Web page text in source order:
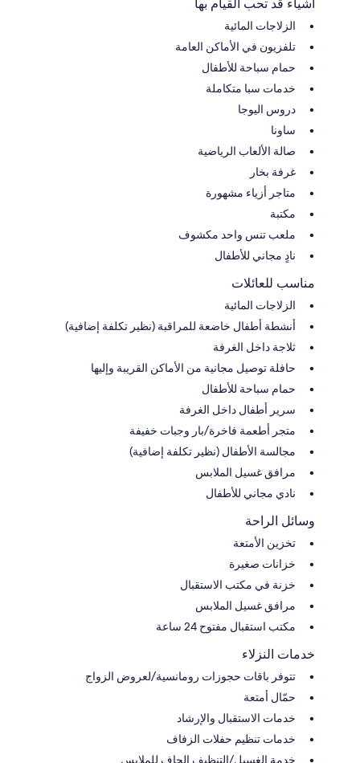
أشياء قد تحب القيام بها
الزلاجات المائية
تلفزيون في الأماكن العامة
حمام سباحة للأطفال
خدمات سبا متكاملة
دروس اليوجا
ساونا
صالة الألعاب الرياضية
غرفة بخار
متاجر أزياء مشهورة
مكتبة
ملعب تنس واحد مكشوف
نادٍ مجاني للأطفال
مناسب للعائلات
الزلاجات المائية
أنشطة أطفال خاضعة للمراقبة (نظير تكلفة إضافية)
ثلاجة داخل الغرفة
حافلة توصيل مجانية من الأماكن القريبة وإليها
حمام سباحة للأطفال
سرير أطفال داخل الغرفة
متجر أطعمة فاخرة/بار وجبات خفيفة
مجالسة الأطفال (نظير تكلفة إضافية)
مرافق غسيل الملابس
نادي مجاني للأطفال
وسائل الراحة
تخزين الأمتعة
خزانات صغيرة
خزنة في مكتب الاستقبال
مرافق غسيل الملابس
مكتب استقبال مفتوح 24 ساعة
خدمات النزلاء
تتوفر باقات حجوزات رومانسية/لعروض الزواج
حمّال أمتعة
خدمات الاستقبال والإرشاد
خدمات تنظيم حفلات الزفاف
خدمة الغسيل/التنظيف الجاف للملابس